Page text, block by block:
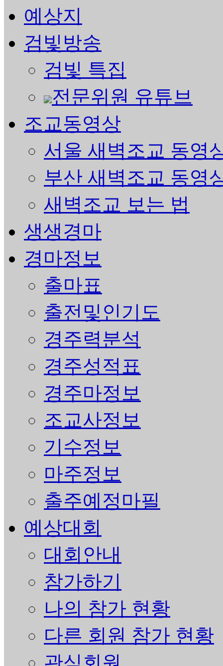
예상지
검빛방송
검빛 특집
전문위원 유튜브
조교동영상
서울 새벽조교 동영
부산 새벽조교 동영
새벽조교 보는 법
생생경마
경마정보
출마표
출전및인기도
경주력분석
경주성적표
경주마정보
조교사정보
기수정보
마주정보
출주예정마필
예상대회
대회안내
참가하기
나의 참가 현황
다른 회원 참가 현황